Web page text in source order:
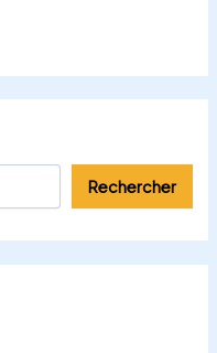
Rechercher